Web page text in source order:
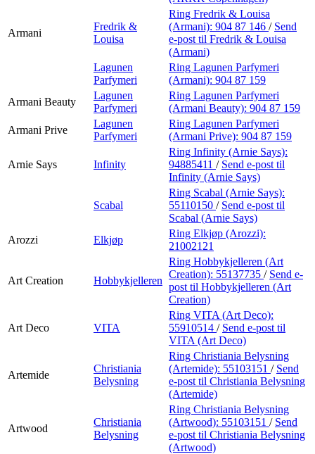
Armani
Fredrik &
Louisa
Ring Fredrik & Louisa
(Armani): 904 87 146 / Send
e-post til Fredrik & Louisa
(Armani)
Lagunen
Parfymeri
Ring Lagunen Parfymeri
(Armani): 904 87 159
Armani Beauty
Lagunen
Parfymeri
Ring Lagunen Parfymeri
(Armani Beauty): 904 87 159
Armani Prive
Lagunen
Parfymeri
Ring Lagunen Parfymeri
(Armani Prive): 904 87 159
Arnie Says Infinity
Ring Infinity (Arnie Says):
94885411 / Send e-post til
Infinity (Arnie Says)
Scabal
Ring Scabal (Arnie Says):
55110150 / Send e-post til
Scabal (Arnie Says)
Arozzi
Elkjøp
Ring Elkjøp (Arozzi):
21002121
Art Creation Hobbykjelleren
Ring Hobbykjelleren (Art
Creation): 55137735 / Send e-
post til Hobbykjelleren (Art
Creation)
Art Deco VITA
Ring VITA (Art Deco):
55910514 / Send e-post til
VITA (Art Deco)
Artemide
Christiania
Belysning
Ring Christiania Belysning
(Artemide): 55103151 / Send
e-post til Christiania Belysning
(Artemide)
Artwood
Christiania
Belysning
Ring Christiania Belysning
(Artwood): 55103151 / Send
e-post til Christiania Belysning
(Artwood)